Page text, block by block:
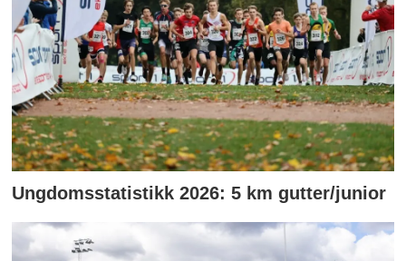
Ungdomsstatistikk 2026: 5 km gutter/junior